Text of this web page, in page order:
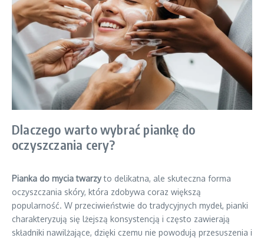
Dlaczego warto wybrać piankę do
oczyszczania cery?
Pianka do mycia twarzyto delikatna, ale skuteczna forma
oczyszczania skóry, która zdobywa coraz większą
popularność. W przeciwieństwie do tradycyjnych mydeł, pianki
charakteryzują się lżejszą konsystencją i często zawierają
składniki nawilżające, dzięki czemu nie powodują przesuszenia i